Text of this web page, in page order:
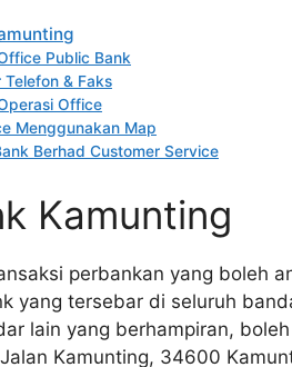
Public Bank
Telefon & Faks
Office
Menggunakan Map
Berhad Customer Service
Kamunting
perbankan yang boleh
yang tersebar di seluruh
lain yang berhampiran,
Kamunting, 34600